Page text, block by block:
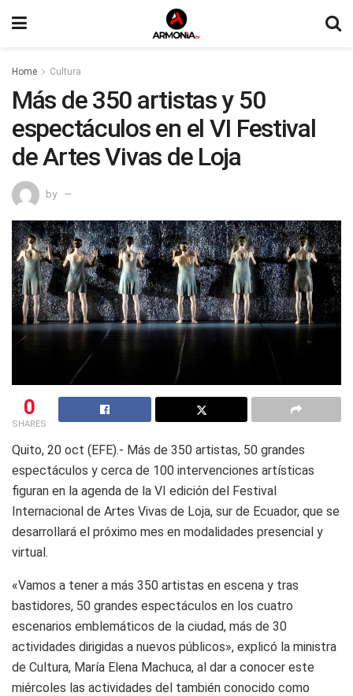
Home Cultura
Más de 350 artistas y 50
espectáculos en el VI Festival
de Artes Vivas de Loja
by
0
SHARES
Quito, 20 oct (EFE).- Más de 350 artistas, 50 grandes
espectáculos y cerca de 100 intervenciones artísticas
figuran en la agenda de la VI edición del Festival
Internacional de Artes Vivas de Loja, sur de Ecuador, que se
desarrollará el próximo mes en modalidades presencial y
virtual.
«Vamos a tener a más 350 artistas en escena y tras
bastidores, 50 grandes espectáculos en los cuatro
escenarios emblemáticos de la ciudad, más de 30
actividades dirigidas a nuevos públicos», explicó la ministra
de Cultura, María Elena Machuca, al dar a conocer este
miércoles las actividades del también conocido como